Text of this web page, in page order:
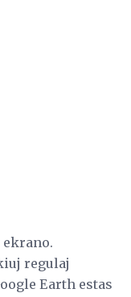
ekrano.
regulaj
Earth estas